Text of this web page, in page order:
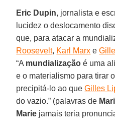
Eric Dupin, jornalista e
lucidez o deslocamento
que, para atacar a
Roosevelt, Karl Marx e
“A mundialização é uma
e o materialismo para tirar o
precipitá-lo ao queGilles
do vazio.” (palavras de
Marie jamais teria